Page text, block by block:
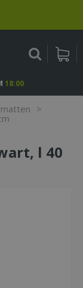
>
18:00
l 40